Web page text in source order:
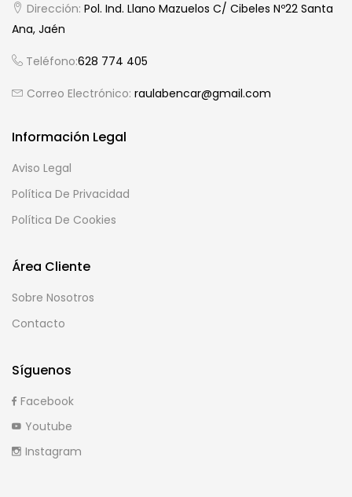
Dirección: Pol. Ind. Llano Mazuelos C/ Cibeles Nº22 Santa
Ana, Jaén
Teléfono:628 774 405
Correo Electrónico: raulabencar@gmail.com
Información Legal
Aviso Legal
Política De Privacidad
Política De Cookies
Área Cliente
Sobre Nosotros
Contacto
Síguenos
Facebook
Youtube
Instagram